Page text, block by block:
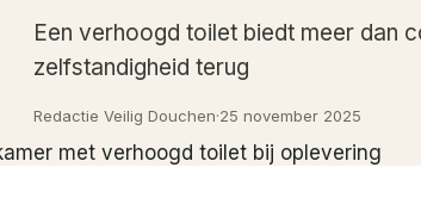
Een verhoogd toilet biedt meer dan
zelfstandigheid terug
Redactie Veilig Douchen·25 november 2025